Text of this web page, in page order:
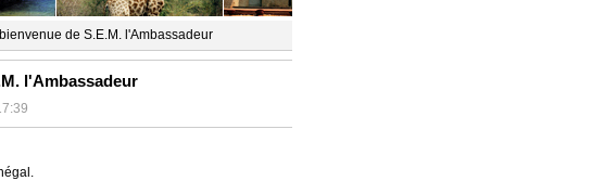
de S.E.M. l'Ambassadeur
l'Ambassadeur